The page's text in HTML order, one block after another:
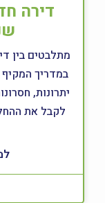
דירה
מתלבטים בין
במדריך
יתרונות,
לקבל את